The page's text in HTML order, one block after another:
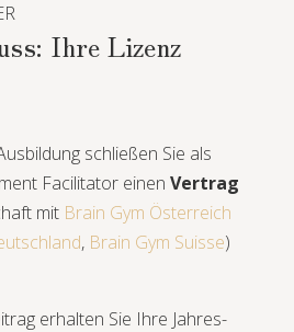
Ihre Lizenz
schließen Sie als
Facilitator einen Vertrag
mit Brain Gym Österreich
, Brain Gym Suisse)
erhalten Sie Ihre Jahres-